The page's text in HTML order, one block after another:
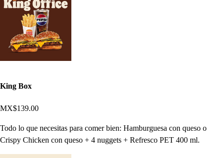
King Box
MX$139.00
Todo lo que necesitas para comer bien: Hamburguesa con queso o
Crispy Chicken con queso + 4 nuggets + Refresco PET 400 ml.